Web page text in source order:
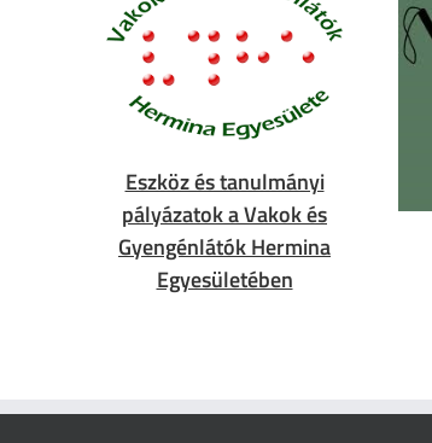
Eszköz és tanulmányi
pályázatok a Vakok és
Gyengénlátók Hermina
Egyesületében